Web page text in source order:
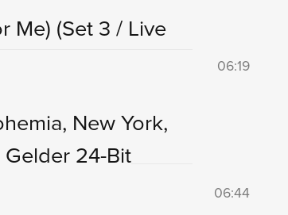
Me) (Set 3 / Live
06:19
New York,
Gelder 24-Bit
06:44